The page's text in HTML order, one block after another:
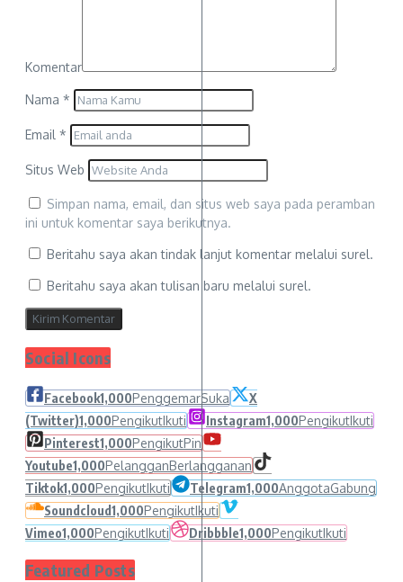
Komentar
Nama *
Email *
Situs Web
Simpan nama, email, dan situs web saya pada peramban
ini untuk komentar saya berikutnya.
Beritahu saya akan tindak lanjut komentar melalui surel.
Beritahu saya akan tulisan baru melalui surel.
Social Icons
Facebook1,000PenggemarSuka
X
(Twitter)1,000PengikutIkuti Instagram1,000PengikutIkuti
Pinterest1,000PengikutPin
Youtube1,000PelangganBerlangganan
Tiktok1,000PengikutIkuti Telegram1,000AnggotaGabung
Soundcloud1,000PengikutIkuti
Vimeo1,000PengikutIkuti Dribbble1,000PengikutIkuti
Featured Posts